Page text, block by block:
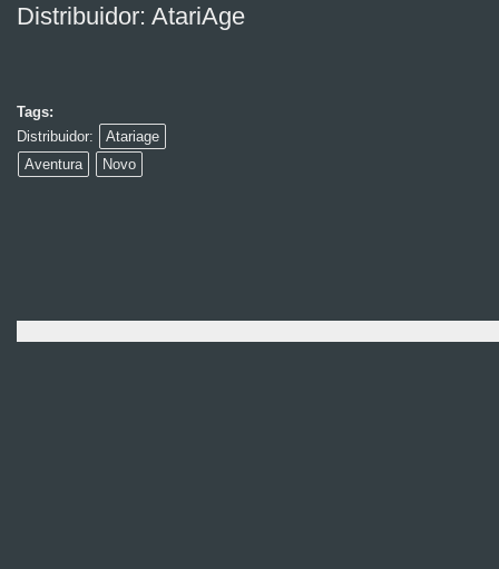
Distribuidor: AtariAge
Tags:
Distribuidor:
Atariage
Aventura
Novo